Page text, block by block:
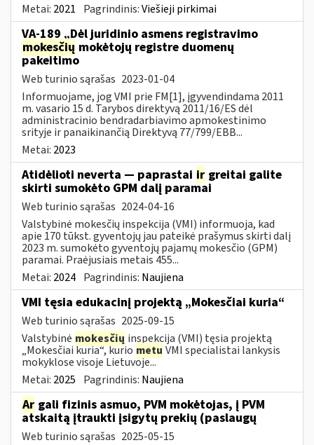
Metai: 2021 Pagrindinis:Viešieji pirkimai
VA-189 „Dėl juridinio asmens registravimo
mokesčių mokėtojų registre duomenų
pakeitimo
Web turinio sąrašas 2023-01-04
Informuojame, jog VMI prie FM[1], įgyvendindama 2011
m. vasario 15 d. Tarybos direktyvą 2011/16/ES dėl
administracinio bendradarbiavimo apmokestinimo
srityje ir panaikinančią Direktyvą 77/799/EBB...
Metai: 2023
Atidėlioti neverta — paprastai ir greitai galite
skirti sumokėto GPM dalį paramai
Web turinio sąrašas 2024-04-16
Valstybinė mokesčių inspekcija (VMI) informuoja, kad
apie 170 tūkst. gyventojų jau pateikė prašymus skirti dalį
2023 m. sumokėto gyventojų pajamų mokesčio (GPM)
paramai. Praėjusiais metais 455...
Metai: 2024 Pagrindinis: Naujiena
VMI tęsia edukacinį projektą „Mokesčiai kuria“
Web turinio sąrašas 2025-09-15
Valstybinė mokesčių inspekcija (VMI) tęsia projektą
„Mokesčiai kuria“, kurio metu VMI specialistai lankysis
mokyklose visoje Lietuvoje...
Metai: 2025 Pagrindinis: Naujiena
Ar gali fizinis asmuo, PVM mokėtojas, į PVM
atskaitą įtraukti įsigytų prekių (paslaugų
Web turinio sąrašas 2025-05-15